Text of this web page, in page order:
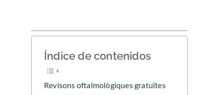
Índice de contenidos
Revisons oftalmològiques gratuïtes